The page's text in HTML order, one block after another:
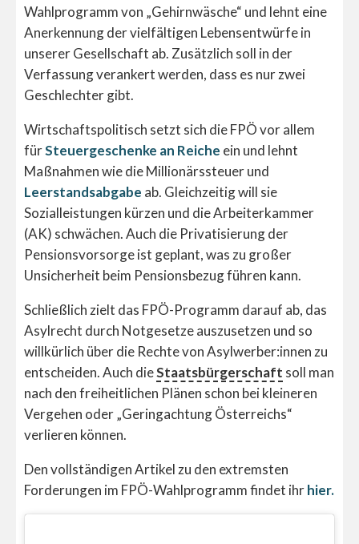
Wahlprogramm von „Gehirnwäsche“ und lehnt eine
Anerkennung der vielfältigen Lebensentwürfe in
unserer Gesellschaft ab. Zusätzlich soll in der
Verfassung verankert werden, dass es nur zwei
Geschlechter gibt.
Wirtschaftspolitisch setzt sich die FPÖ vor allem
fürSteuergeschenke an Reiche ein und lehnt
Maßnahmen wie die Millionärssteuer und
Leerstandsabgabe ab. Gleichzeitig will sie
Sozialleistungen kürzen und die Arbeiterkammer
(AK) schwächen. Auch die Privatisierung der
Pensionsvorsorge ist geplant, was zu großer
Unsicherheit beim Pensionsbezug führen kann.
Schließlich zielt das FPÖ-Programm darauf ab, das
Asylrecht durch Notgesetze auszusetzen und so
willkürlich über die Rechte von Asylwerber:innen zu
entscheiden. Auch dieStaatsbürgerschaft soll man
nach den freiheitlichen Plänen schon bei kleineren
Vergehen oder „Geringachtung Österreichs“
verlieren können.
Den vollständigen Artikel zu den extremsten
Forderungen im FPÖ-Wahlprogramm findet ihrhier.